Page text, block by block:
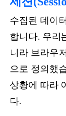
수집된 데이
합니다. 우리
니라 브라우
으로 정의했
상황에 따라
다.